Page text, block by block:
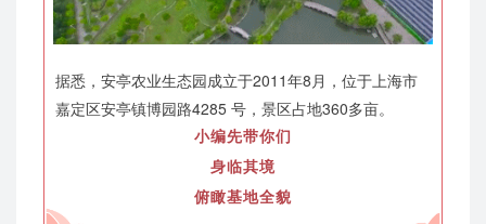
据悉，安亭农业生态园成立于2011年8月，位于上海市
嘉定区安亭镇博园路4285 号，景区占地360多亩。
小编先带你们
身临其境
俯瞰基地全貌